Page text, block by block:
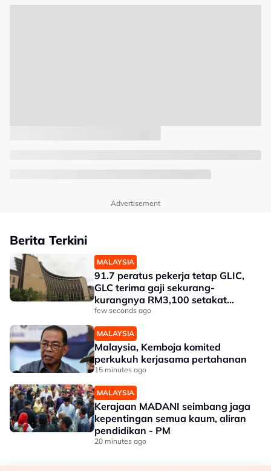
Advertisement
Berita Terkini
MALAYSIA
91.7 peratus pekerja tetap GLIC,
GLC terima gaji sekurang-
kurangnya RM3,100 setakat
akhir 2025
few seconds ago
MALAYSIA
Malaysia, Kemboja komited
perkukuh kerjasama pertahanan
15 minutes ago
MALAYSIA
Kerajaan MADANI seimbang jaga
kepentingan semua kaum, aliran
pendidikan - PM
20 minutes ago